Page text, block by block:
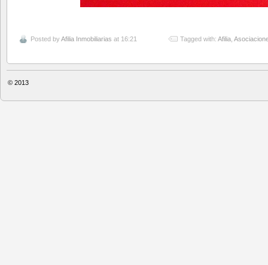
Posted byAfilia Inmobiliarias at 16:21 Tagged with: Afilia
© 2013